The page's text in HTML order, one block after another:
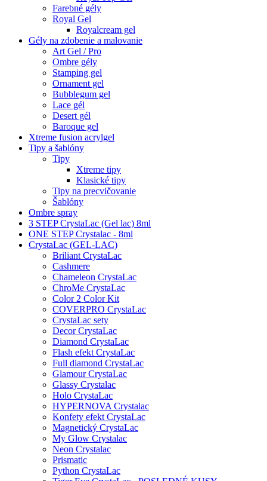
Farebné gély
Royal Gel
Royalcream gel
Gély na zdobenie a malovanie
Art Gel / Pro
Ombre gély
Stamping gel
Ornament gel
Bubblegum gel
Lace gél
Desert gél
Baroque gel
Xtreme fusion acrylgel
Tipy a šablóny
Tipy
Xtreme tipy
Klasické tipy
Tipy na precvičovanie
Šablóny
Ombre spray
3 STEP CrystaLac (Gel lac) 8ml
ONE STEP Crystalac - 8ml
CrystaLac (GEL-LAC)
Briliant CrystaLac
Cashmere
Chameleon CrystaLac
ChroMe CrystaLac
Color 2 Color Kit
COVERPRO CrystaLac
CrystaLac sety
Decor CrystaLac
Diamond CrystaLac
Flash efekt CrystaLac
Full diamond CrystaLac
Glamour CrystaLac
Glassy Crystalac
Holo CrystaLac
HYPERNOVA Crystalac
Konfety efekt CrystaLac
Magnetický CrystaLac
My Glow Crystalac
Neon Crystalac
Prismatic
Python CrystaLac